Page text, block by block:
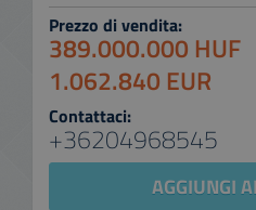
Prezzo di vendita:
389.000.000 HUF
1.062.840 EUR
Contattaci:
+36204968545
AGGIUNGI